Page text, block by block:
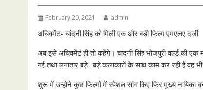
February 20, 2021 admin
अचिवमेंट- चांदनी सिंह को मिली एक और बड़ी फिल्म एमएलए दर्जी
अब इसे अचिवमेंटं ही तो कहेंगे। चांदनी सिंह भोजपुरी वर्ल्ड की एक
गई तथा लगातार बड़े- बड़े कलाकारों के साथ काम कर रही हैं वह
शुरू में उन्होने कुछ फिल्मों में स्पेशल सांग किए फिर मुख्य नायिका बन